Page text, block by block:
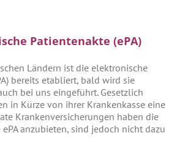
Patientenakte (ePA)
Ländern ist die elektronische
bereits etabliert, bald wird sie
bei uns eingeführt. Gesetzlich
in Kürze von ihrer Krankenkasse eine
Krankenversicherungen haben die
anzubieten, sind jedoch nicht dazu